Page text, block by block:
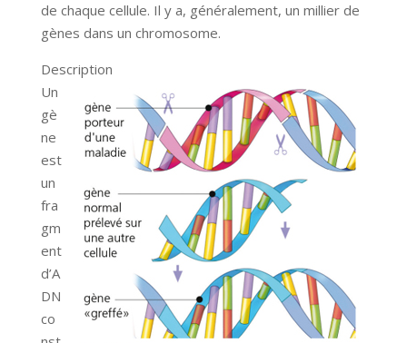
de chaque cellule. Il y a, généralement, un millier de
gènes dans un chromosome.
Description
Un
gè
ne
est
un
fra
gm
ent
d’A
DN
co